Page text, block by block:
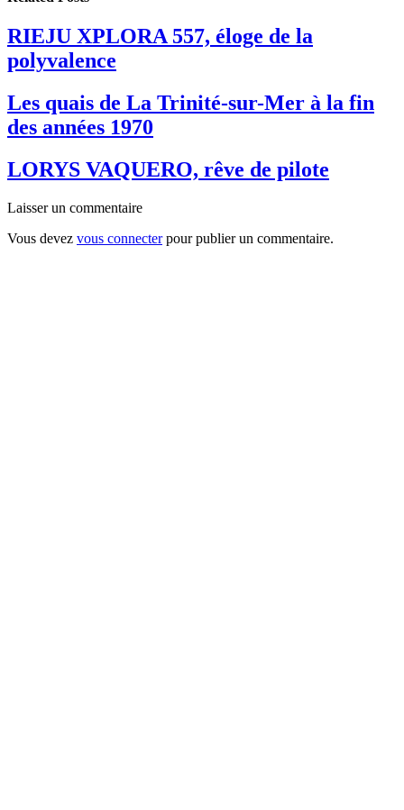
RIEJU XPLORA 557, éloge de la
polyvalence
Les quais de La Trinité-sur-Mer à la fin
des années 1970
LORYS VAQUERO, rêve de pilote
Laisser un commentaire
Vous devez vous connecterpour publier un commentaire.